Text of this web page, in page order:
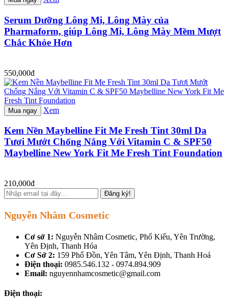
Serum Dưỡng Lông Mi, Lông Mày của
Pharmaform, giúp Lông Mi, Lông Mày Mềm Mượt
Chắc Khỏe Hơn
550,000đ
Mua ngay Xem
Kem Nền Maybelline Fit Me Fresh Tint 30ml Da
Tươi Mướt Chống Nắng Với Vitamin C & SPF50
Maybelline New York Fit Me Fresh Tint Foundation
210,000đ
Đăng ký!
Nguyễn Nhâm Cosmetic
Cơ sở 1: Nguyễn Nhâm Cosmetic, Phố Kiểu, Yên Trường,
Yên Định, Thanh Hóa
Cơ Sở 2: 159 Phố Đồn, Yên Tâm, Yên Định, Thanh Hoá
Điện thoại: 0985.546.132 - 0974.894.909
Email: nguyennhamcosmetic@gmail.com
Điện thoại: